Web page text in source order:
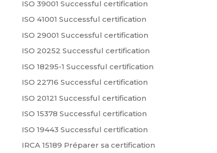
ISO 39001 Successful certification
ISO 41001 Successful certification
ISO 29001 Successful certification
ISO 20252 Successful certification
ISO 18295-1 Successful certification
ISO 22716 Successful certification
ISO 20121 Successful certification
ISO 15378 Successful certification
ISO 19443 Successful certification
IRCA 15189 Préparer sa certification